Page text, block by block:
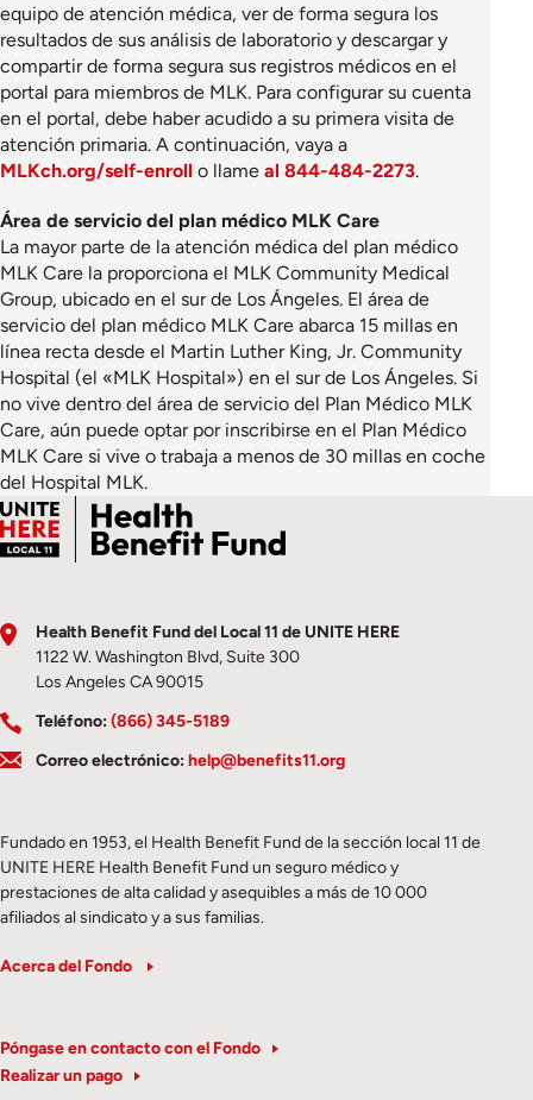
equipo de atención médica, ver de forma segura los
resultados de sus análisis de laboratorio y descargar y
compartir de forma segura sus registros médicos en el
portal para miembros de MLK. Para configurar su cuenta
en el portal, debe haber acudido a su primera visita de
atención primaria. A continuación, vaya a
MLKch.org/self-enroll o llame al 844-484-2273.
Área de servicio del plan médico MLK Care
La mayor parte de la atención médica del plan médico
MLK Care la proporciona el MLK Community Medical
Group, ubicado en el sur de Los Ángeles. El área de
servicio del plan médico MLK Care abarca 15 millas en
línea recta desde el Martin Luther King, Jr. Community
Hospital (el «MLK Hospital») en el sur de Los Ángeles. Si
no vive dentro del área de servicio del Plan Médico MLK
Care, aún puede optar por inscribirse en el Plan Médico
MLK Care si vive o trabaja a menos de 30 millas en coche
del Hospital MLK.
Health Benefit Fund del Local 11 de UNITE HERE
1122 W. Washington Blvd, Suite 300
Los Angeles CA 90015
Teléfono:(866) 345-5189
Correo electrónico:help@benefits11.org
Fundado en 1953, el Health Benefit Fund de la sección local 11 de
UNITE HERE Health Benefit Fund un seguro médico y
prestaciones de alta calidad y asequibles a más de 10 000
afiliados al sindicato y a sus familias.
Acerca del Fondo
Póngase en contacto con el Fondo
Realizar un pago